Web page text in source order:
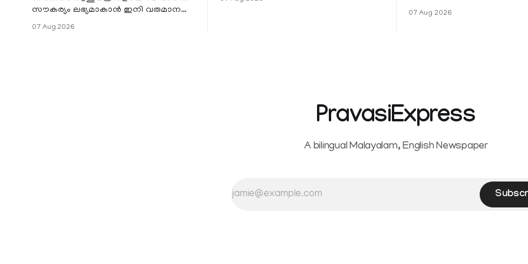
സൗകര്യം ലഭ്യമാകാൻ ഇനി വരുമാന
വരുമാനം പരിഗണിക്കാതെ എല്ലാ
07 Aug 2026
ജില്ലയിലെ മലയോര- തീരദേശ
female contractual staff
07 Aug 2026
PravasiExpress
A bilingual Malayalam, English Newspaper